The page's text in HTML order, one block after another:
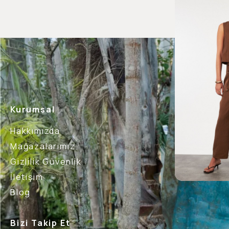
Kurumsal
Hakkımızda
Mağazalarımız
Gizlilik Güvenlik
İletişim
Blog
Bizi Takip Et